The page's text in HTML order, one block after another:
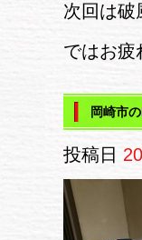
次回は破
ではお疲
岡崎市
投稿日